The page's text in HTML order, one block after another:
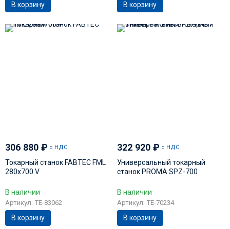
В корзину В корзину
306 880 ₽ с НДС
Токарный станок FABTEC FML
280х700 V
В наличии
Артикул: TE-83062
В корзину
322 920₽ с НДС
Универсальный токарный
станок PROMA SPZ-700
В наличии
Артикул: TE-70234
В корзину